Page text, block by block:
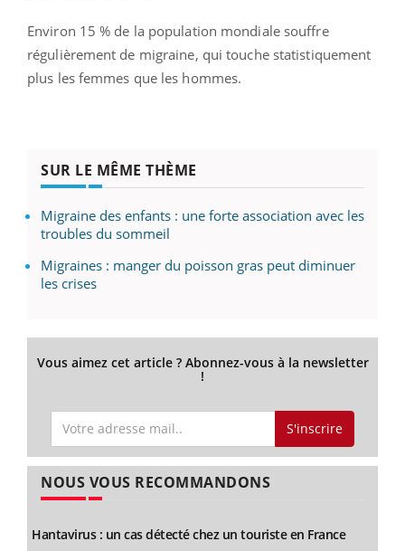
Environ 15 % de la population mondiale souffre
régulièrement de migraine, qui touche statistiquement
plus les femmes que les hommes.
SUR LE MÊME THÈME
Migraine des enfants : une forte association avec les
troubles du sommeil
Migraines : manger du poisson gras peut diminuer
les crises
Vous aimez cet article ? Abonnez-vous à la newsletter
!
S'inscrire
NOUS VOUS RECOMMANDONS
Hantavirus : un cas détecté chez un touriste en France